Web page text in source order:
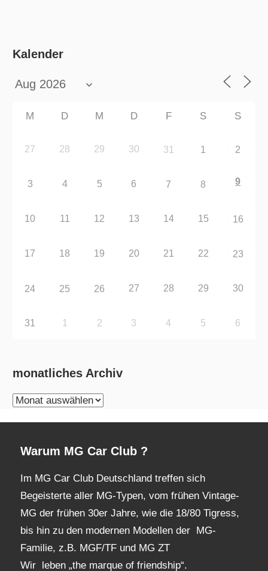
Kalender
M D M D F S S
27 28 29 30 31 1 2
3 4 5 6 7 8 9
10 11 12 13 14 15 16
17 18 19 20 21 22 23
24 25 26 27 28 29 30
31 1 2 3 4 5 6
monatliches Archiv
monatliches
Warum MG Car Club ?
Im MG Car Club Deutschland treffen sich
Begeisterte aller MG-Typen, vom frühen Vintage-
MG der frühen 30er Jahre, wie die 18/80 Tigress,
bis hin zu den modernen Modellen der MG-
Familie, z.B. MGF/TF und MG ZT
Wir leben „the marque of friendship“.